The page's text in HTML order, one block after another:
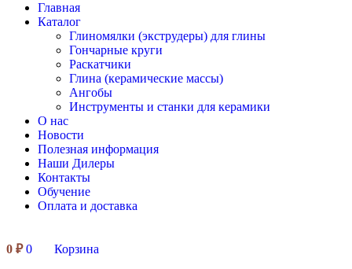
Главная
Каталог
Глиномялки (экструдеры) для глины
Гончарные круги
Раскатчики
Глина (керамические массы)
Ангобы
Инструменты и станки для керамики
О нас
Новости
Полезная информация
Наши Дилеры
Контакты
Обучение
Оплата и доставка
0 ₽ 0 Корзина